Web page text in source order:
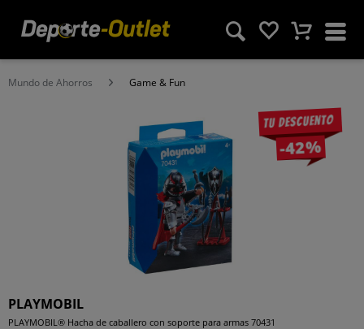
Mundo de Ahorros Game & Fun
Tu descuento
-42%
PLAYMOBIL
PLAYMOBIL® Hacha de caballero con soporte para armas 70431